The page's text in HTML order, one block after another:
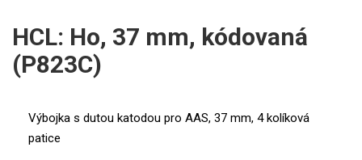
PERKINELMER
SHIMADZU
ANALYTIK JENA
XRF
UV-VIS FLUO
Příprava vzorků
MS/SPM
HCL: Ho, 37 mm, kódovaná
(P823C)
Výbojka s dutou katodou pro AAS, 37 mm, 4 kolíková
patice